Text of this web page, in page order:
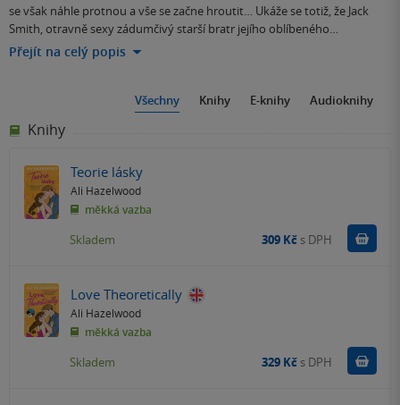
se však náhle protnou a vše se začne hroutit… Ukáže se totiž, že Jack
Smith, otravně sexy zádumčivý starší bratr jejího oblíbeného…
Přejít na celý popis
Všechny Knihy E-knihy Audioknihy
Knihy
Teorie lásky
Ali Hazelwood
měkká vazba
Skladem 309 Kč s DPH
Love Theoretically
Ali Hazelwood
měkká vazba
Skladem 329 Kč s DPH